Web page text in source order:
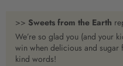
>> Sweets from the Earth
We’re so glad you (and your
win when delicious and sugar
kind words!